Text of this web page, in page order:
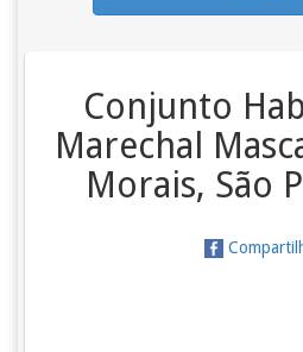
Conjunto
Marechal
Morais, São